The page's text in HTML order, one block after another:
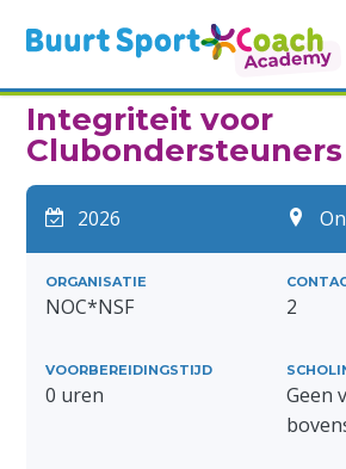
naar
inhoudIntegriteit voor
Clubondersteuners
2026
ORGANISATIE
NOC*NSF 2
VOORBEREIDINGSTIJD
0 uren
Geen